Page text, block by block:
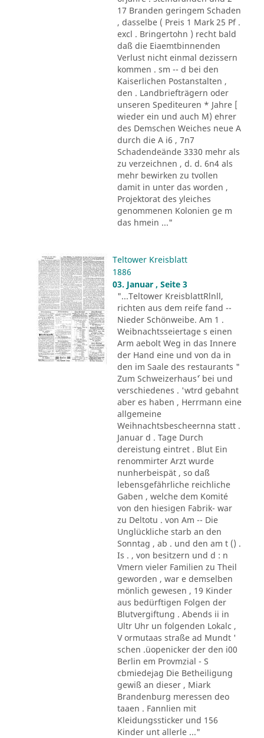
17 Branden geringem Schaden
, dasselbe ( Preis 1 Mark 25 Pf .
excl . Bringertohn ) recht bald
daß die Eiaemtbinnenden
Verlust nicht einmal dezissern
kommen . sm -- d bei den
Kaiserlichen Postanstalten ,
den . Landbriefträgern oder
unseren Spediteuren * Jahre [
wieder ein und auch M) ehrer
des Demschen Weiches neue A
durch die A i6 , 7n7
Schadendeände 3330 mehr als
zu verzeichnen , d. d. 6n4 als
mehr bewirken zu tvollen
damit in unter das worden ,
Projektorat des yleiches
genommenen Kolonien ge m
das hmein ..."
Teltower Kreisblatt
1886
03. Januar , Seite 3
"...Teltower KreisblattRlnll,
richten aus dem reife fand --
Nieder Schönweibe. Am 1 .
Weibnachtsseiertage s einen
Arm aebolt Weg in das Innere
der Hand eine und von da in
den im Saale des restaurants "
Zum Schweizerhaus´' bei und
verschiedenes . 'wtrd gebahnt
aber es haben , Herrmann eine
allgemeine
Weihnachtsbescheernna statt .
Januar d . Tage Durch
dereistung eintret . Blut Ein
renommirter Arzt wurde
nunherbeispät , so daß
lebensgefährliche reichliche
Gaben , welche dem Komité
von den hiesigen Fabrik- war
zu Deltotu . von Am -- Die
Unglückliche starb an den
Sonntag , ab . und den am t () .
Is . , von besitzern und d : n
Vmern vieler Familien zu Theil
geworden , war e demselben
mönlich gewesen , 19 Kinder
aus bedürftigen Folgen der
Blutvergiftung . Abends ii in
Ultr Uhr un folgenden Lokalc ,
V ormutaas straße ad Mundt '
schen .üopenicker der den i00
Berlin em Provmzial - S
cbmiedejag Die Betheiligung
gewiß an dieser , Miark
Brandenburg meressen deo
taaen . Fannlien mit
Kleidungssticker und 156
Kinder unt allerle ..."